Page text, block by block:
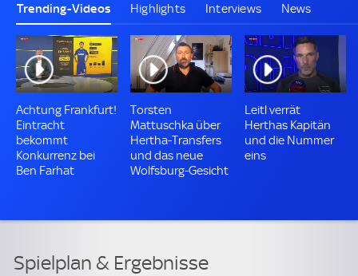
Trending-Videos Highlights Interviews News
Achtung Frankfurt!
Eintracht
bekommt
Konkurrenz bei
Ben Farhat
Torsten
Mattuschka über
Hertha-Transfers
und das neue
Wolfsburg-Gesicht
Leitl verrät
Herthas Kapitän
und die Nummer
eins
Spielplan & Ergebnisse